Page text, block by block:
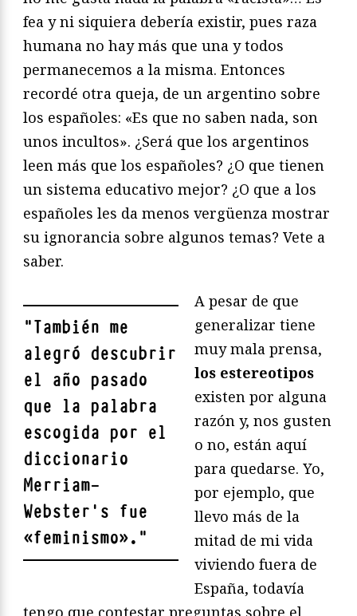
fea y ni siquiera debería existir, pues raza
humana no hay más que una y todos
permanecemos a la misma. Entonces
recordé otra queja, de un argentino sobre
los españoles: «Es que no saben nada, son
unos incultos». ¿Será que los argentinos
leen más que los españoles? ¿O que tienen
un sistema educativo mejor? ¿O que a los
españoles les da menos vergüenza mostrar
su ignorancia sobre algunos temas? Vete a
saber.
"También me
alegró descubrir
el año pasado
que la palabra
escogida por el
diccionario
Merriam-
Webster’s fue
«feminismo». "
A pesar de que
generalizar tiene
muy mala prensa,
los estereotipos
existen por alguna
razón y, nos gusten
o no, están aquí
para quedarse. Yo,
por ejemplo, que
llevo más de la
mitad de mi vida
viviendo fuera de
España, todavía
tengo que contestar preguntas sobre el